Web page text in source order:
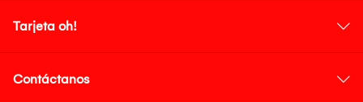
Tarjeta oh!
Contáctanos